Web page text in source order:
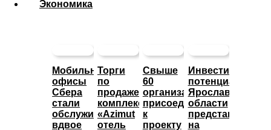
Экономика
Мобильные
офисы
Сбера
стали
обслуживать
вдвое
Торги
по
продаже
комплекса
«Azimut
отель
Свыше
60
организаций
присоединились
к
проекту
потенциал
Ярославской
области
представят
на